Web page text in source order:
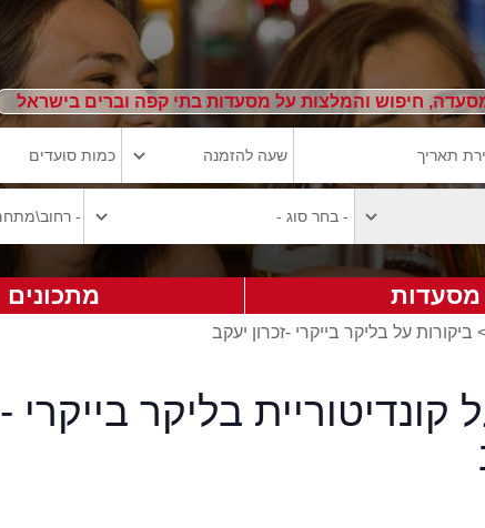
חיפוש והמלצות על מסעדות בתי קפה וברים בישראל
מסעדות מתכונים
ביקורות על בליקר בייקרי -זכרון יעקב
קונדיטוריית בליקר בייקרי -